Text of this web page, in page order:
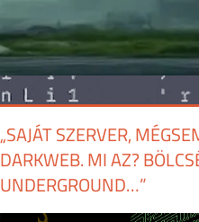
„SAJÁT SZERVER,
DARKWEB. MI AZ?
UNDERGROUND…”